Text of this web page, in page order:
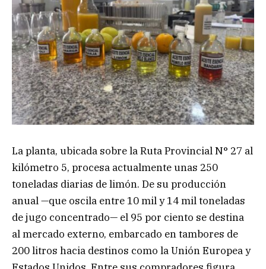
La planta, ubicada sobre la Ruta Provincial N° 27 al
kilómetro 5, procesa actualmente unas 250
toneladas diarias de limón. De su producción
anual —que oscila entre 10 mil y 14 mil toneladas
de jugo concentrado— el 95 por ciento se destina
al mercado externo, embarcado en tambores de
200 litros hacia destinos como la Unión Europea y